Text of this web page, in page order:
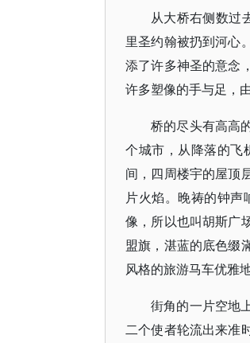
从大桥右侧数过
里圣约翰被扔到河心
添了许多神圣的意念
许多塑像的手与足，
桥的尽头有高高
个城市，从降落的飞
间，四周楼宇的屋顶
片火焰。晚祷的钟
像，所以也叫胡斯广
盟旗，湛蓝的底色缀
风格的旅游马车优雅
街角的一片空地
二个使者轮流出来准